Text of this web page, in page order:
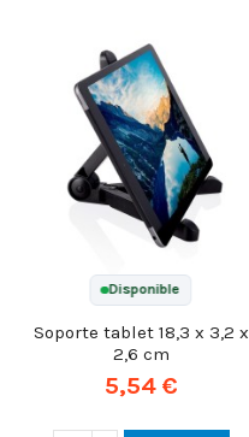
Disponible
Soporte tablet 18,3 x 3,2 x
2,6 cm
5,54 €